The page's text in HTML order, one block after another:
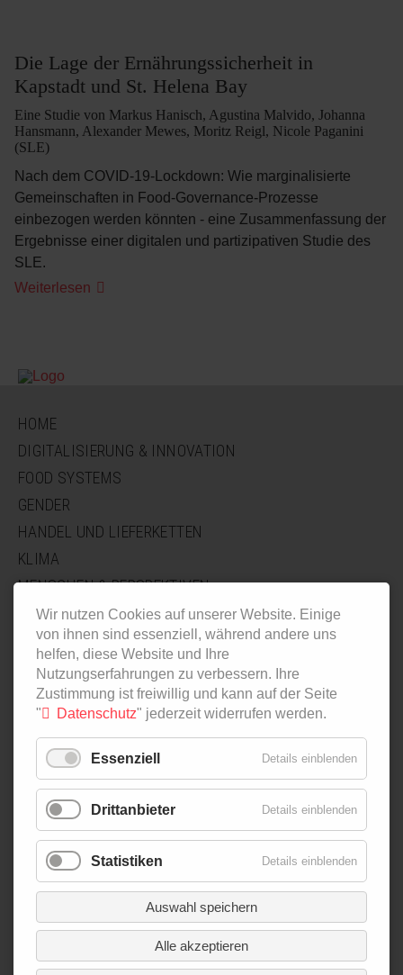
Die Lage der Ernährungssicherheit in
Kapstadt und St. Helena Bay
Eine Studie von Markus Hanisch, Agustina Malvido, Johanna
Hansmann, Alexander Mewes, Moritz Reigl, Nicole Paganini
(SLE)
Nach dem COVID-19-Lockdown: Wie marginalisierte
Gemeinschaften in Food-Governance-Prozesse
einbezogen werden könnten - eine Zusammenfassung der
Ergebnisse einer digitalen und partizipativen Studie des
SLE.
Weiterlesen Die
NAVIGATION
ÜBERSPRINGEN
HOME
DIGITALISIERUNG & INNOVATION
FOOD SYSTEMS
GENDER
HANDEL UND LIEFERKETTEN
KLIMA
MENSCHEN & PERSPEKTIVEN
POLITICS
ALLE BEITRÄGE
NAVIGATION
ÜBERSPRINGEN
PODCAST
IN ZAHLEN
INNOVATION LAB
SPECIAL EDITIONS
NAVIGATION
ÜBERSPRINGEN
ÜBER UNS
AUTOR*INNEN
NEWSLETTER
KONTAKT
IMPRESSUM
Wir nutzen Cookies auf unserer Website. Einige
von ihnen sind essenziell, während andere uns
helfen, diese Website und Ihre
Nutzungserfahrungen zu verbessern. Ihre
Zustimmung ist freiwillig und kann auf der Seite
"
Datenschutz" jederzeit widerrufen werden.
Essenziell Details einblenden
Drittanbieter Details einblenden
Statistiken Details einblenden
Auswahl speichern
Alle akzeptieren